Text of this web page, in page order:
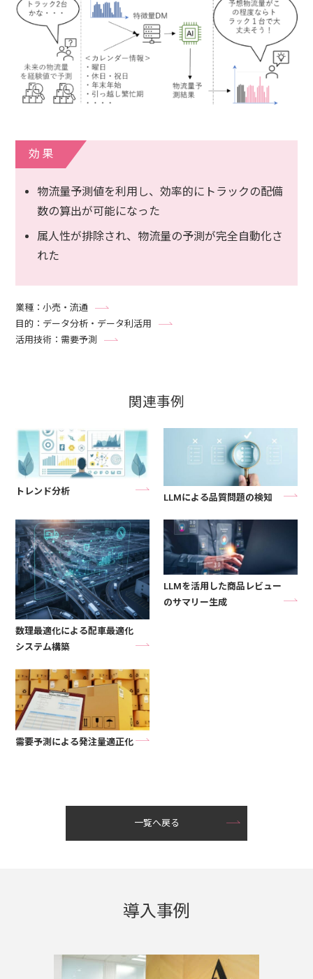
効果
物流量予測値を利用し、効率的にトラックの配備
数の算出が可能になった
属人性が排除され、物流量の予測が完全自動化さ
れた
業種：小売・流通
目的：データ分析・データ利活用
活用技術：需要予測
関連事例
トレンド分析
LLMによる品質問題の検知
数理最適化による配車最適化
システム構築
LLMを活用した商品レビュー
のサマリー生成
需要予測による発注量適正化
一覧へ戻る
導入事例